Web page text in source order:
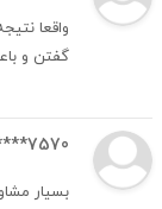
واقعا
گفتن و
7570*****0
بسیار